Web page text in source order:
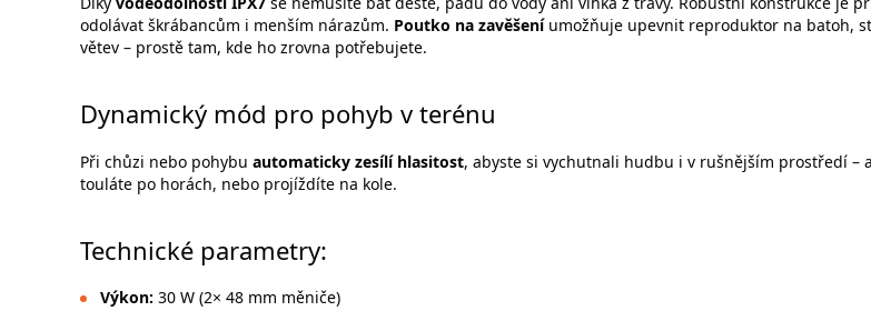
odolávat škrábancům i menším nárazům. Poutko na zavěšeníumožňuje upevnit reproduktor na batoh,
větev – prostě tam, kde ho zrovna potřebujete.
Dynamický mód pro pohyb v terénu
Při chůzi nebo pohybu automaticky zesílí hlasitost, abyste si vychutnali hudbu i v rušnějším prostředí –
touláte po horách, nebo projíždíte na kole.
Technické parametry:
Výkon: 30 W (2× 48 mm měniče)